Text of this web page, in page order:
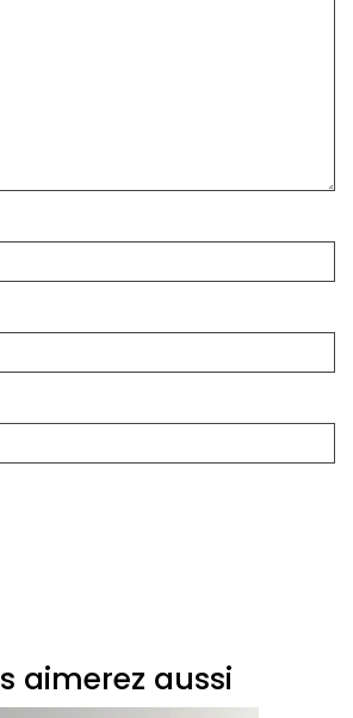
aimerez aussi